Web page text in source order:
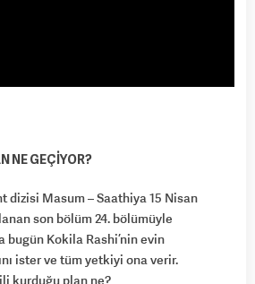
NE GEÇİYOR?
dizisi Masum – Saathiya 15 Nisan
son bölüm 24. bölümüyle
bugün Kokila Rashi’nin evin
ister ve tüm yetkiyi ona verir.
kurduğu plan ne?